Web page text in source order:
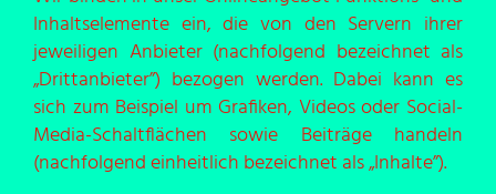
Inhaltselemente ein, die von den Servern ihrer
jeweiligen Anbieter (nachfolgend bezeichnet als
„Drittanbieter”) bezogen werden. Dabei kann es
sich zum Beispiel um Grafiken, Videos oder Social-
Media-Schaltflächen sowie Beiträge handeln
(nachfolgend einheitlich bezeichnet als „Inhalte”).